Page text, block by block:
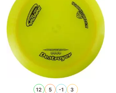
12 5 -1 3